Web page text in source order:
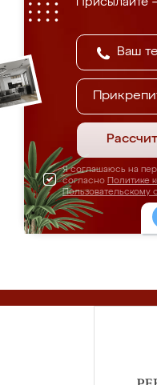
Я соглашаюсь на
согласно Политике
Пользовательскому